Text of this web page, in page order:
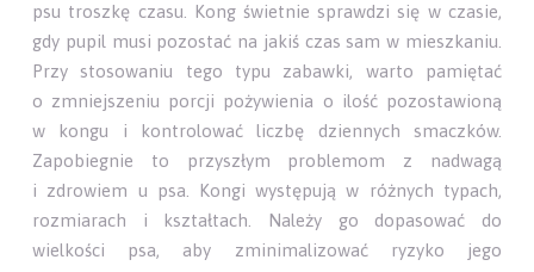
psu troszkę czasu. Kong świetnie sprawdzi się w czasie,
gdy pupil musi pozostać na jakiś czas sam w mieszkaniu.
Przy stosowaniu tego typu zabawki, warto pamiętać
o zmniejszeniu porcji pożywienia o ilość pozostawioną
w kongu i kontrolować liczbę dziennych smaczków.
Zapobiegnie to przyszłym problemom z nadwagą
i zdrowiem u psa. Kongi występują w różnych typach,
rozmiarach i kształtach. Należy go dopasować do
wielkości psa, aby zminimalizować ryzyko jego